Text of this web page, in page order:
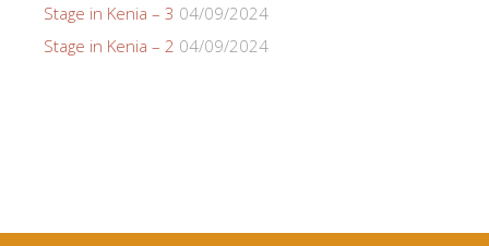
Stage in Kenia – 3 04/09/2024
Stage in Kenia – 2 04/09/2024